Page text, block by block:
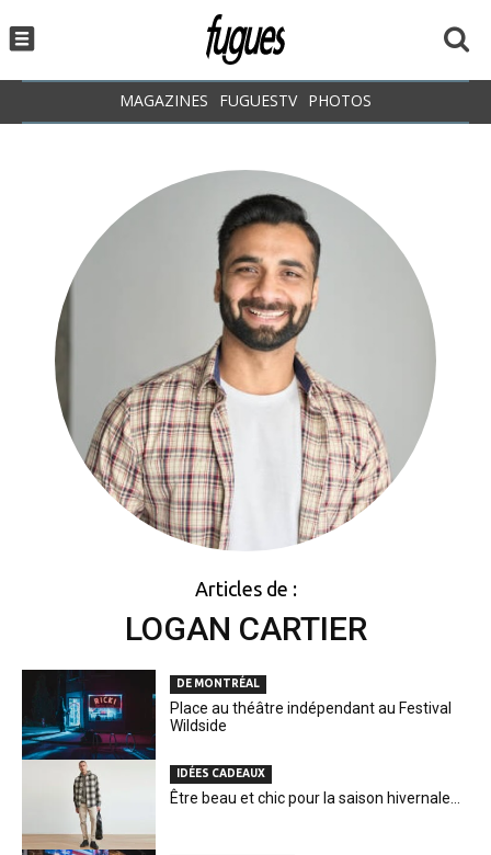
MAGAZINES FUGUESTV PHOTOS
Articles de :
LOGAN CARTIER
DE MONTRÉAL
Place au théâtre indépendant au Festival
Wildside
IDÉES CADEAUX
Être beau et chic pour la saison hivernale…